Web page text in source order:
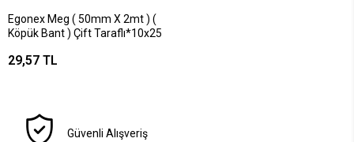
Egonex Meg ( 50mm X 2mt ) (
Köpük Bant ) Çift Taraflı*10x25
29,57 TL
Güvenli Alışveriş